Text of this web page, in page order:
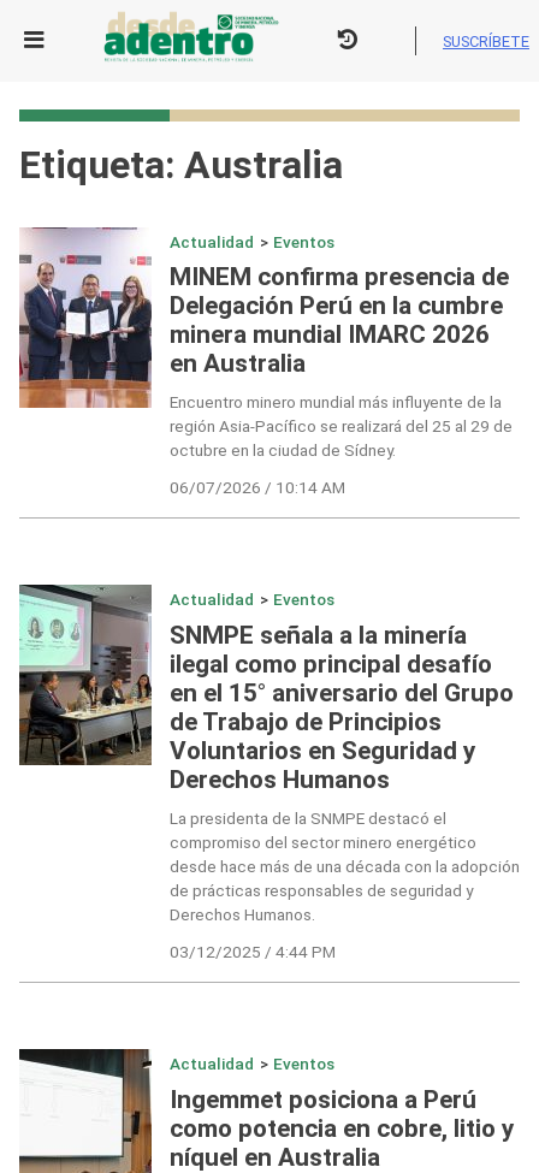
SUSCRÍBETE
Etiqueta: Australia
Actualidad > Eventos
MINEM confirma presencia de
Delegación Perú en la cumbre
minera mundial IMARC 2026
en Australia
Encuentro minero mundial más influyente de la
región Asia-Pacífico se realizará del 25 al 29 de
octubre en la ciudad de Sídney.
06/07/2026 / 10:14 AM
Actualidad > Eventos
SNMPE señala a la minería
ilegal como principal desafío
en el 15° aniversario del Grupo
de Trabajo de Principios
Voluntarios en Seguridad y
Derechos Humanos
La presidenta de la SNMPE destacó el
compromiso del sector minero energético
desde hace más de una década con la adopción
de prácticas responsables de seguridad y
Derechos Humanos.
03/12/2025 / 4:44 PM
Actualidad > Eventos
Ingemmet posiciona a Perú
como potencia en cobre, litio y
níquel en Australia